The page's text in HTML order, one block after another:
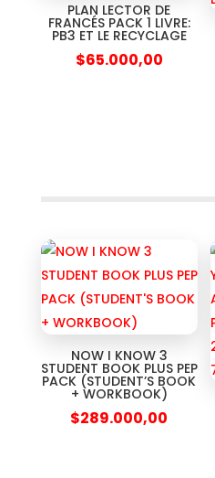
PLAN LECTOR DE
FRANCÉS PACK 1 LIVRE:
PB3 ET LE RECYCLAGE
$65.000,00
NOW I KNOW 3
STUDENT BOOK PLUS PEP
PACK (STUDENT’S BOOK
+ WORKBOOK)
$289.000,00